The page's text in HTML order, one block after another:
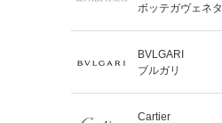
ボッテガヴェネタ
BVLGARI
ブルガリ
Cartier